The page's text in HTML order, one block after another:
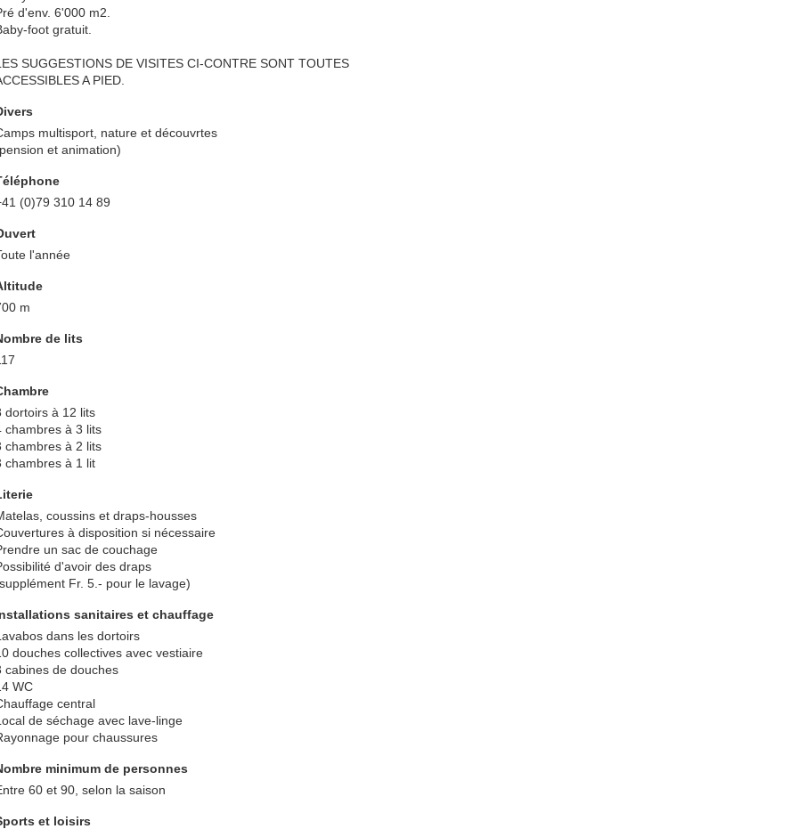
d'env. 6'000 m2.
foot gratuit.
SUGGESTIONS DE VISITES CI-CONTRE SONT TOUTES
A PIED.
multisport, nature et découvrtes
et animation)
(0)79 310 14 89
l'année
m
de lits
dortoirs à 12 lits
chambres à 3 lits
chambres à 2 lits
chambres à 1 lit
coussins et draps-housses
à disposition si nécessaire
un sac de couchage
d'avoir des draps
Fr. 5.- pour le lavage)
sanitaires et chauffage
dans les dortoirs
douches collectives avec vestiaire
cabines de douches
WC
central
de séchage avec lave-linge
pour chaussures
minimum de personnes
60 et 90, selon la saison
et loisirs